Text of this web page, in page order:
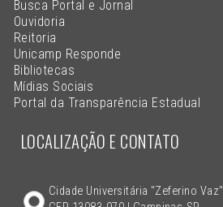
Busca Portal e Jornal
Ouvidoria
Reitoria
Unicamp Responde
Bibliotecas
Mídias Sociais
Portal da Transparência Estadual
LOCALIZAÇÃO E CONTATO
Cidade Universitária "Zeferino Vaz"